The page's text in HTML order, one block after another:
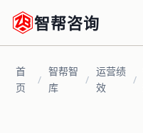
智帮咨询
首页
首
页
/
智帮智
库
/
运营绩
效
/